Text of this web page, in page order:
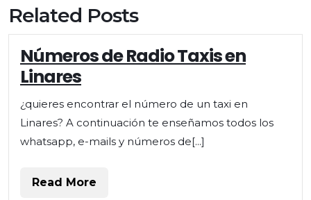
Related Posts
Números de Radio Taxis en
Linares
¿quieres encontrar el número de un taxi en
Linares? A continuación te enseñamos todos los
whatsapp, e-mails y números de[...]
Read More